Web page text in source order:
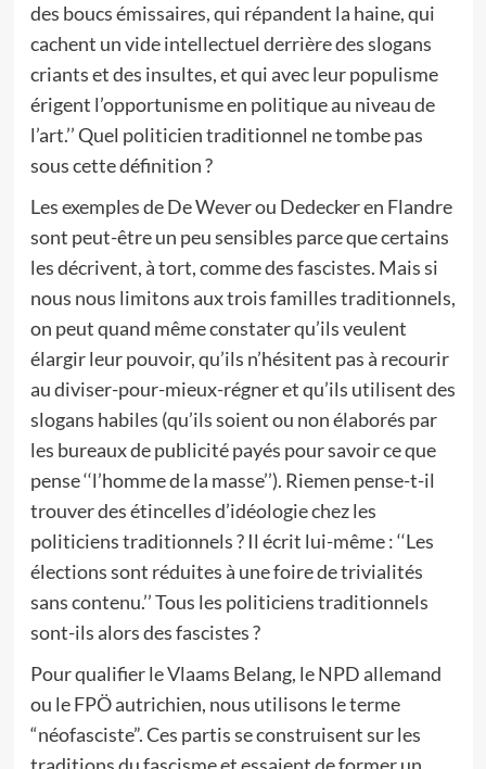
des boucs émissaires, qui répandent la haine, qui
cachent un vide intellectuel derrière des slogans
criants et des insultes, et qui avec leur populisme
érigent l’opportunisme en politique au niveau de
l’art.’’ Quel politicien traditionnel ne tombe pas
sous cette définition ?
Les exemples de De Wever ou Dedecker en Flandre
sont peut-être un peu sensibles parce que certains
les décrivent, à tort, comme des fascistes. Mais si
nous nous limitons aux trois familles traditionnels,
on peut quand même constater qu’ils veulent
élargir leur pouvoir, qu’ils n’hésitent pas à recourir
au diviser-pour-mieux-régner et qu’ils utilisent des
slogans habiles (qu’ils soient ou non élaborés par
les bureaux de publicité payés pour savoir ce que
pense ‘‘l’homme de la masse’’). Riemen pense-t-il
trouver des étincelles d’idéologie chez les
politiciens traditionnels ? Il écrit lui-même : ‘‘Les
élections sont réduites à une foire de trivialités
sans contenu.’’ Tous les politiciens traditionnels
sont-ils alors des fascistes ?
Pour qualifier le Vlaams Belang, le NPD allemand
ou le FPÖ autrichien, nous utilisons le terme
“néofasciste”. Ces partis se construisent sur les